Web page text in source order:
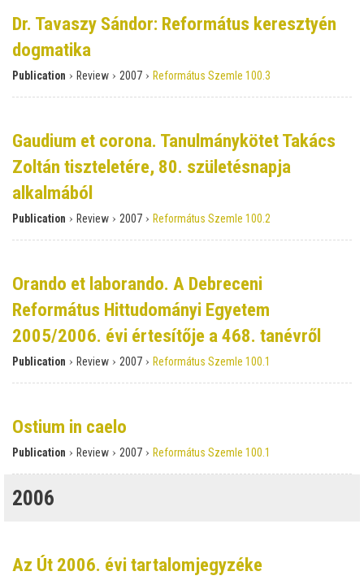
Dr. Tavaszy Sándor: Református keresztyén
dogmatika
Publication › Review › 2007 › Református Szemle 100.3
Gaudium et corona. Tanulmánykötet Takács
Zoltán tiszteletére, 80. születésnapja
alkalmából
Publication › Review › 2007 › Református Szemle 100.2
Orando et laborando. A Debreceni
Református Hittudományi Egyetem
2005/2006. évi értesítője a 468. tanévről
Publication › Review › 2007 › Református Szemle 100.1
Ostium in caelo
Publication › Review › 2007 › Református Szemle 100.1
2006
Az Út 2006. évi tartalomjegyzéke